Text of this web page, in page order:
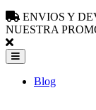
ENVIOS Y
NUESTRA
Blog